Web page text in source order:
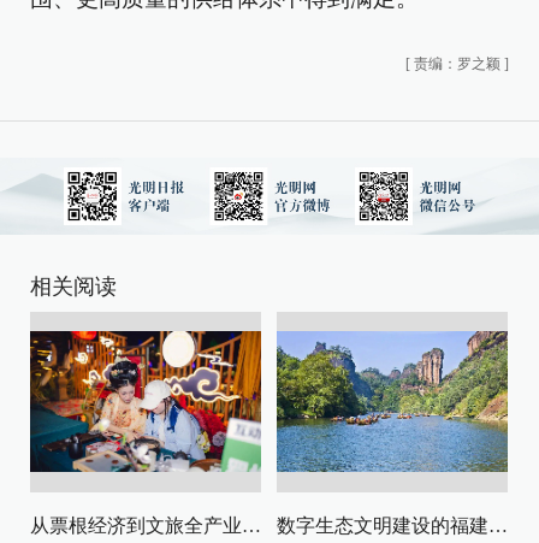
[ 责编：罗之颖 ]
相关阅读
从票根经济到文旅全产业链升级 数字生态文明建设的福建路径与启示